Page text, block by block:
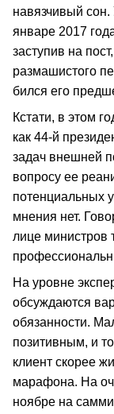
навязчивый сон.
январе 2017
заступив на
размашистого
бился его
Кстати, в этом
как 44-й
задач внешней
вопросу ее
потенциальных
мнения нет.
лице министров
На уровне
обсуждаются
обязанности.
позитивным, и
клиент скорее
марафона. На
ноябре на